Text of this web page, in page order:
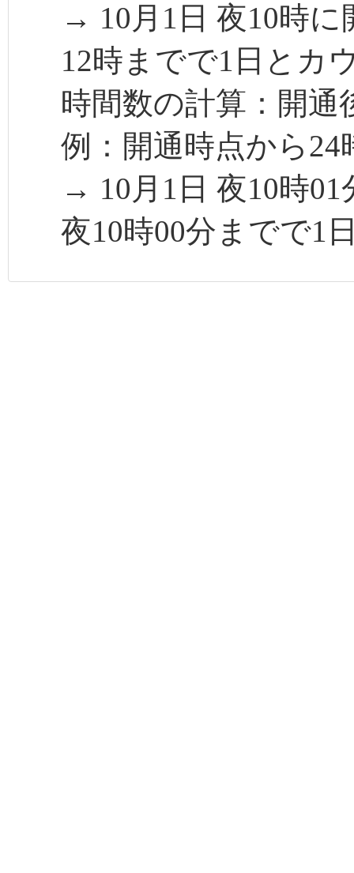
→ 10月1日 夜10時に
12時までで1日とカ
時間数の計算：開通
例：開通時点から24
→ 10月1日 夜10時
夜10時00分までで1